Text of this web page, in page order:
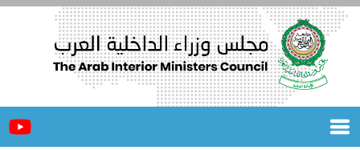
الرئيسية